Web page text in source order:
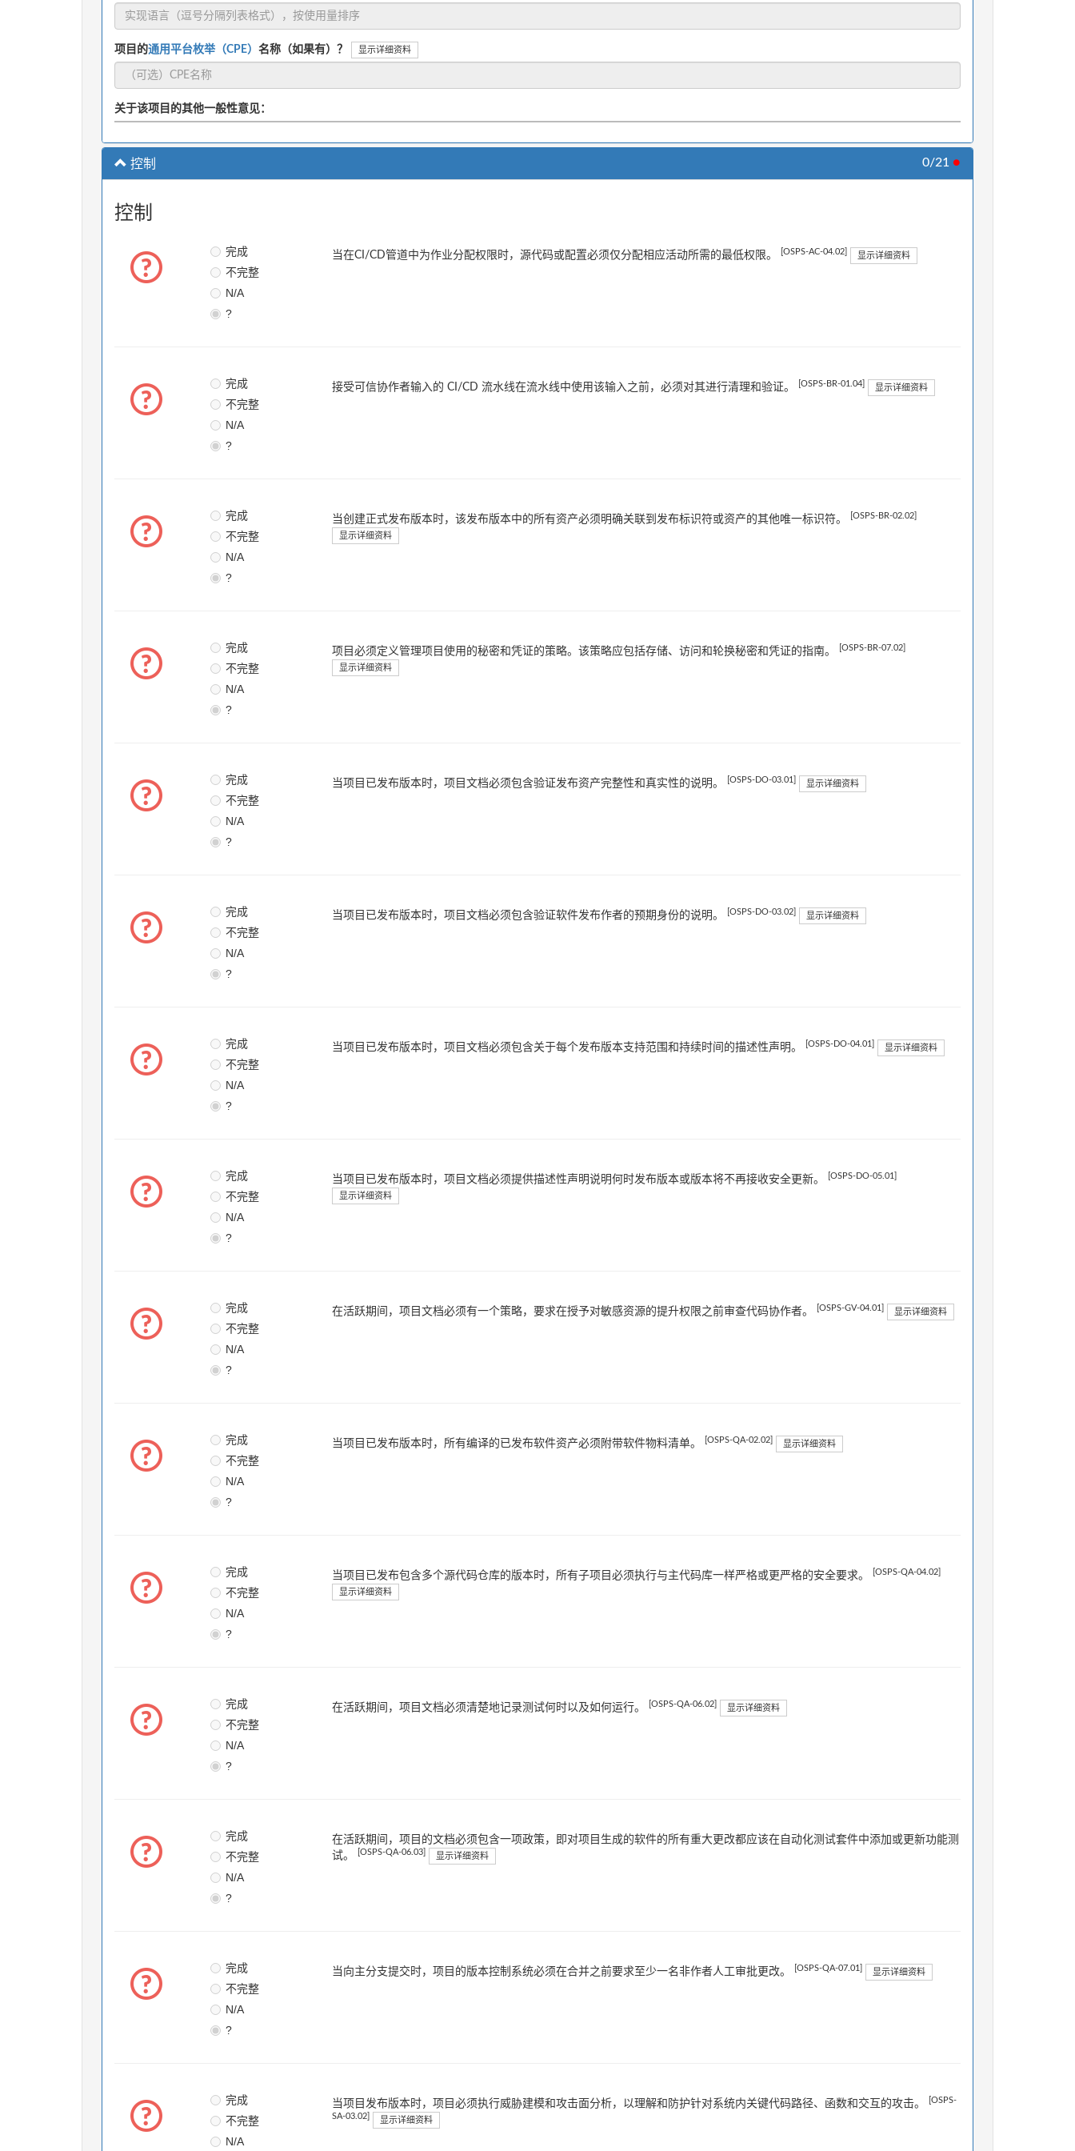
项目的通用平台枚举（CPE） 名称（如果有）？ 显示详细资料
关于该项目的其他一般性意见：
控制 0/21 ●
控制
完成
不完整
N/A
?
当在CI/CD管道中为作业分配权限时，源代码或配置必须仅分配相应活动所需的最低权限。 [OSPS-AC-04.02] 显示详细资料
完成
不完整
N/A
?
接受可信协作者输入的 CI/CD 流水线在流水线中使用该输入之前，必须对其进行清理和验证。 [OSPS-BR-01.04] 显示详细资料
完成
不完整
N/A
?
当创建正式发布版本时，该发布版本中的所有资产必须明确关联到发布标识符或资产的其他唯一标识符。 [OSPS-BR-02.02]
显示详细资料
完成
不完整
N/A
?
项目必须定义管理项目使用的秘密和凭证的策略。该策略应包括存储、访问和轮换秘密和凭证的指南。 [OSPS-BR-07.02]
显示详细资料
完成
不完整
N/A
?
当项目已发布版本时，项目文档必须包含验证发布资产完整性和真实性的说明。 [OSPS-DO-03.01] 显示详细资料
完成
不完整
N/A
?
当项目已发布版本时，项目文档必须包含验证软件发布作者的预期身份的说明。 [OSPS-DO-03.02] 显示详细资料
完成
不完整
N/A
?
当项目已发布版本时，项目文档必须包含关于每个发布版本支持范围和持续时间的描述性声明。 [OSPS-DO-04.01] 显示详细资料
完成
不完整
N/A
?
当项目已发布版本时，项目文档必须提供描述性声明说明何时发布版本或版本将不再接收安全更新。 [OSPS-DO-05.01]
显示详细资料
完成
不完整
N/A
?
在活跃期间，项目文档必须有一个策略，要求在授予对敏感资源的提升权限之前审查代码协作者。 [OSPS-GV-04.01] 显示详细资料
完成
不完整
N/A
?
当项目已发布版本时，所有编译的已发布软件资产必须附带软件物料清单。 [OSPS-QA-02.02] 显示详细资料
完成
不完整
N/A
?
当项目已发布包含多个源代码仓库的版本时，所有子项目必须执行与主代码库一样严格或更严格的安全要求。 [OSPS-QA-04.02]
显示详细资料
完成
不完整
N/A
?
在活跃期间，项目文档必须清楚地记录测试何时以及如何运行。 [OSPS-QA-06.02] 显示详细资料
完成
不完整
N/A
?
在活跃期间，项目的文档必须包含一项政策，即对项目生成的软件的所有重大更改都应该在自动化测试套件中添加或更新功能测
试。
[OSPS-QA-06.03] 显示详细资料
完成
不完整
N/A
?
当向主分支提交时，项目的版本控制系统必须在合并之前要求至少一名非作者人工审批更改。 [OSPS-QA-07.01] 显示详细资料
完成
不完整
N/A
当项目发布版本时，项目必须执行威胁建模和攻击面分析，以理解和防护针对系统内关键代码路径、函数和交互的攻击。 [OSPS-
SA-03.02] 显示详细资料